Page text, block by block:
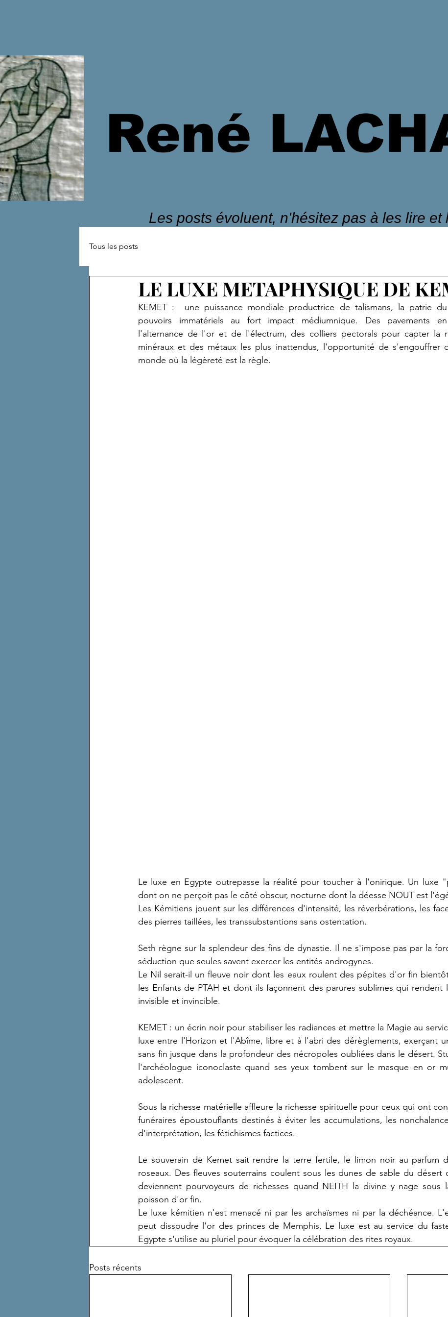
René
Les posts évoluent, n'hésitez pas à les lire et
Tous les posts
LE LUXE METAPHYSIQUE DE
KEMET :  une puissance mondiale productrice de talismans, la patrie
pouvoirs immatériels au fort impact médiumnique. Des pavements
l'alternance de l'or et de l'électrum, des colliers pectorals pour capter la
minéraux et des métaux les plus inattendus, l'opportunité de s'engouffrer
monde où la légèreté est la règle.
Le luxe en Egypte outrepasse la réalité pour toucher à l'onirique. Un luxe
dont on ne perçoit pas le côté obscur, nocturne dont la déesse NOUT est
Les Kémitiens jouent sur les différences d'intensité, les réverbérations, les
des pierres taillées, les transsubstantions sans ostentation.
Seth règne sur la splendeur des fins de dynastie. Il ne s'impose pas par la
séduction que seules savent exercer les entités androgynes.
Le Nil serait-il un fleuve noir dont les eaux roulent des pépites d'or fin
les Enfants de PTAH et dont ils façonnent des parures sublimes qui rendent
invisible et invincible.
KEMET : un écrin noir pour stabiliser les radiances et mettre la Magie au
luxe entre l'Horizon et l'Abîme, libre et à l'abri des dérèglements, exerçant
sans fin jusque dans la profondeur des nécropoles oubliées dans le désert.
l'archéologue iconoclaste quand ses yeux tombent sur le masque en or
adolescent.
Sous la richesse matérielle affleure la richesse spirituelle pour ceux qui ont
funéraires époustouflants destinés à éviter les accumulations, les
d'interprétation, les fétichismes factices.
Le souverain de Kemet sait rendre la terre fertile, le limon noir au parfum
roseaux. Des fleuves souterrains coulent sous les dunes de sable du désert
deviennent pourvoyeurs de richesses quand NEITH la divine y nage sous
poisson d'or fin.
Le luxe kémitien n'est menacé ni par les archaïsmes ni par la déchéance.
peut dissoudre l'or des princes de Memphis. Le luxe est au service du
Egypte s'utilise au pluriel pour évoquer la célébration des rites royaux.
Posts récents